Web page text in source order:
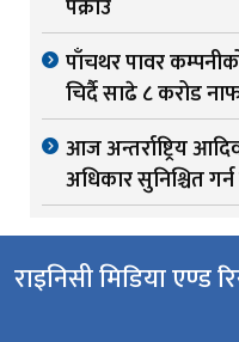
पक्राउ
पाँचथर पावर
चिर्दै साढे ८ करोड
आज अन्तर्राष्ट्रिय
अधिकार सुनिश्चित
राइनिसी मिडिया एण्ड